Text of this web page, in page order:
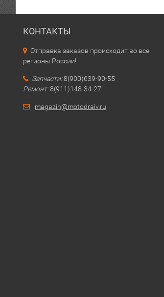
КОНТАКТЫ
Отправка заказов происходит во все
регионы России!
Запчасти:8(900)639-90-55
Ремонт:8(911)148-34-27
magazin@motodraiv.ru